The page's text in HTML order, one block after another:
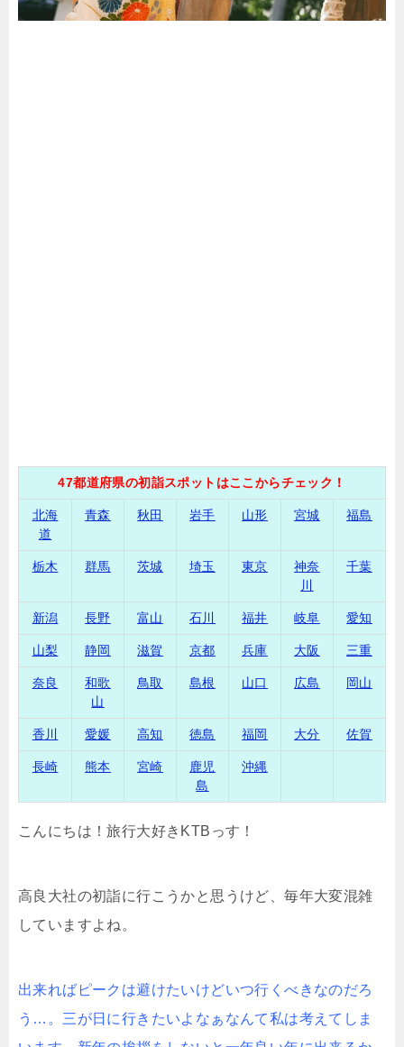
47都道府県の初詣スポットはここからチェック！
北海
道
青森 秋田 岩手 山形 宮城 福島
栃木 群馬 茨城 埼玉 東京
神奈
川
千葉
新潟 長野 富山 石川 福井 岐阜 愛知
山梨 静岡 滋賀 京都 兵庫 大阪 三重
奈良
和歌
山
鳥取 島根 山口 広島 岡山
香川 愛媛 高知 徳島 福岡 大分 佐賀
長崎 熊本 宮崎
鹿児
島
沖縄
こんにちは！旅行大好きKTBっす！
高良大社の初詣に行こうかと思うけど、毎年大変混雑
していますよね。
出来ればピークは避けたいけどいつ行くべきなのだろ
う…。三が日に行きたいよなぁなんて私は考えてしま